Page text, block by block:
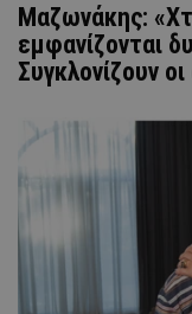
Μαζωνάκης:
εμφανίζονται
Συγκλονίζουν